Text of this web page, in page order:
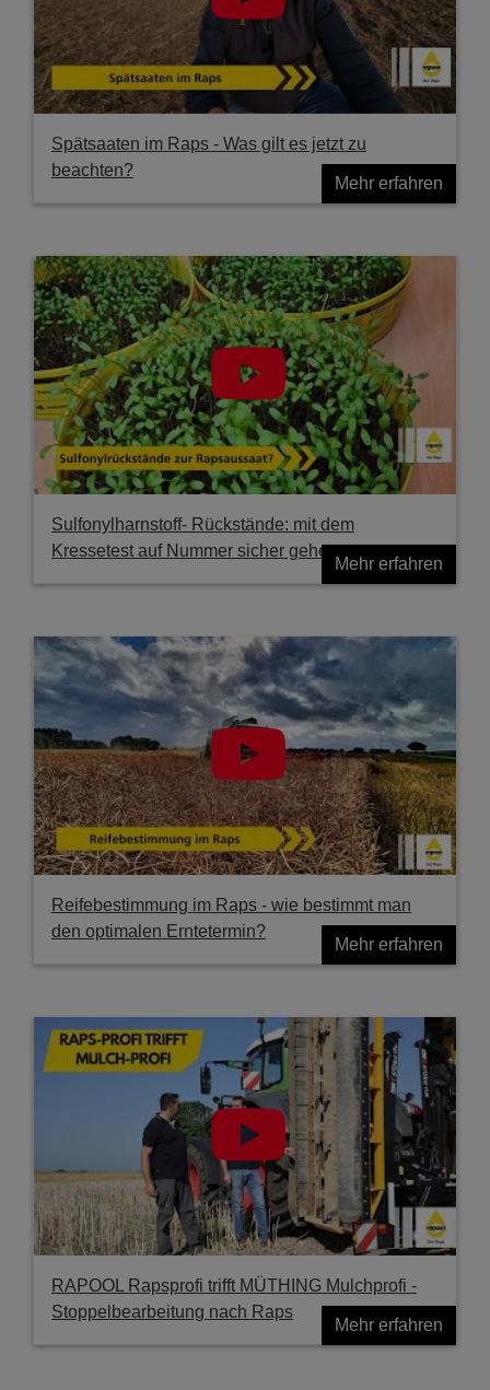
Spätsaaten im Raps - Was gilt es jetzt zu
beachten?
Mehr erfahren
Sulfonylharnstoff- Rückstände: mit dem
Kressetest auf Nummer sicher gehen
Mehr erfahren
Reifebestimmung im Raps - wie bestimmt man
den optimalen Erntetermin?
Mehr erfahren
RAPOOL Rapsprofi trifft MÜTHING Mulchprofi -
Stoppelbearbeitung nach Raps
Mehr erfahren